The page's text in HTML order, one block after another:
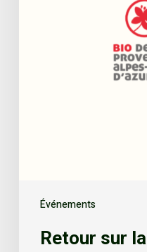
Événements
Retour sur